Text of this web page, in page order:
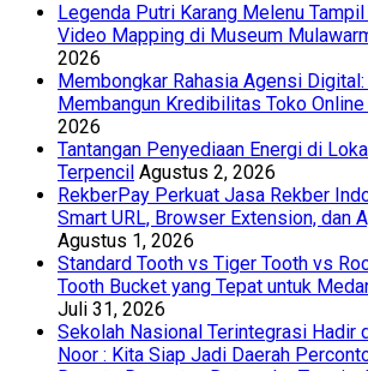
Legenda Putri Karang Melenu
Video Mapping di Museum
2026
Membongkar Rahasia Agensi
Membangun Kredibilitas Toko Online
2026
Tantangan Penyediaan Energi di
Terpencil Agustus 2, 2026
RekberPay Perkuat Jasa Rekber
Smart URL, Browser Extension, dan
Agustus 1, 2026
Standard Tooth vs Tiger Tooth vs
Tooth Bucket yang Tepat untuk
Juli 31, 2026
Sekolah Nasional Terintegrasi Hadir
Noor : Kita Siap Jadi Daerah